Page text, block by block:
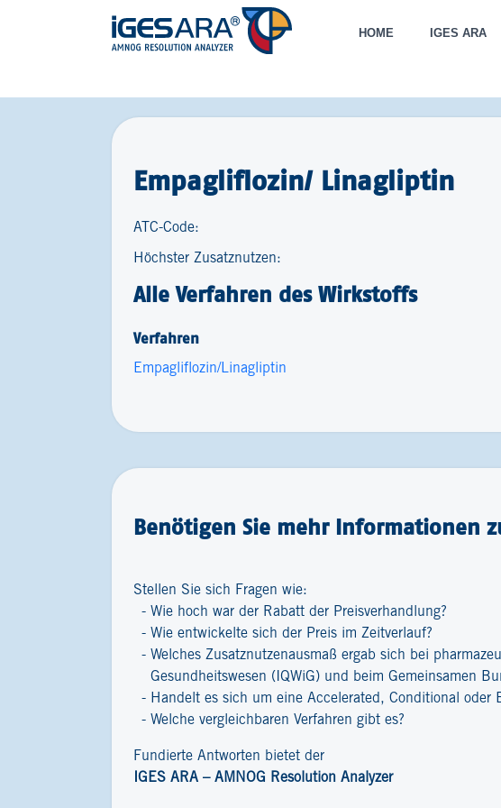
HOME IGES ARA
Empagliflozin/ Linagliptin
ATC-Code:
Höchster Zusatznutzen:
Alle Verfahren des Wirkstoffs
Verfahren
Empagliflozin/Linagliptin
Benötigen Sie mehr Informationen
Stellen Sie sich Fragen wie:
Wie hoch war der Rabatt der Preisverhandlung?
Wie entwickelte sich der Preis im Zeitverlauf?
Welches Zusatznutzenausmaß ergab sich bei
Gesundheitswesen (IQWiG) und beim Gemeinsamen
Handelt es sich um eine Accelerated, Conditional oder
Welche vergleichbaren Verfahren gibt es?
Fundierte Antworten bietet der
IGES ARA – AMNOG Resolution Analyzer